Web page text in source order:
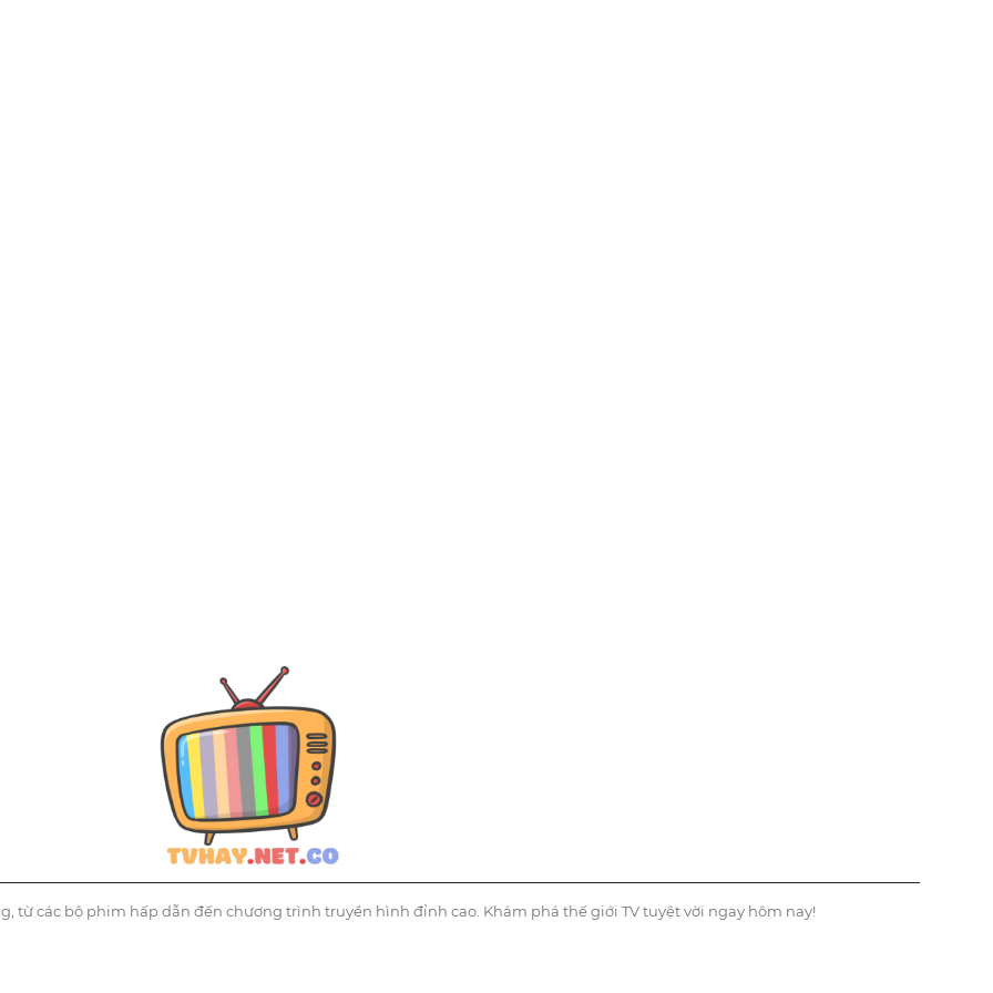
từ các bộ phim hấp dẫn đến chương trình truyền hình đỉnh cao. Khám phá thế giới TV tuyệt vời ngay hôm nay!